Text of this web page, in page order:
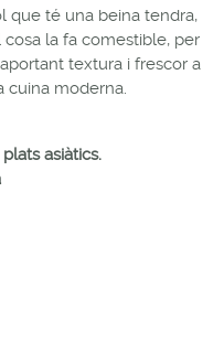
que té una beina tendra,
la fa comestible, per
textura i frescor a
moderna.
asiàtics.